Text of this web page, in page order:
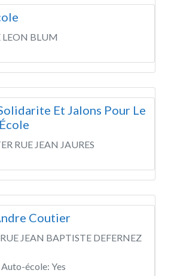
LEON BLUM
Et Jalons Pour Le
RUE JEAN JAURES
Coutier
JEAN BAPTISTE DEFERNEZ
école: Yes